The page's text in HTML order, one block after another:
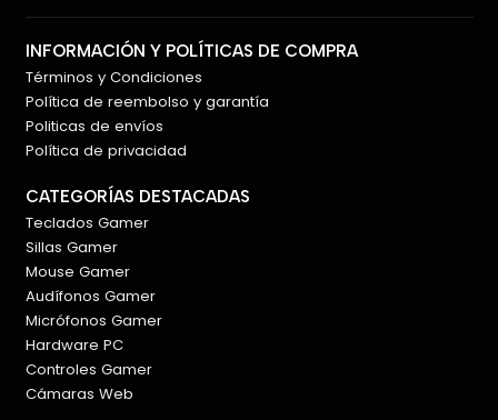
INFORMACIÓN Y POLÍTICAS DE COMPRA
Términos y Condiciones
Política de reembolso y garantía
Politicas de envíos
Política de privacidad
CATEGORÍAS DESTACADAS
Teclados Gamer
Sillas Gamer
Mouse Gamer
Audífonos Gamer
Micrófonos Gamer
Hardware PC
Controles Gamer
Cámaras Web